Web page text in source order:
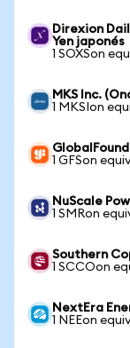
Direxion
Yen japonés
1 SOXSon
MKS Inc.
1 MKSIon
1 GFSon
NuScale
1 SMRon
Southern
1 SCCOon
NextEra
1 NEEon